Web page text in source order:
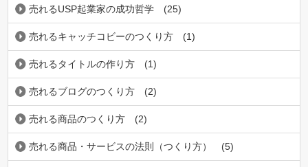
売れるUSP起業家の成功哲学 (25)
売れるキャッチコビーのつくり方 (1)
売れるタイトルの作り方 (1)
売れるブログのつくり方 (2)
売れる商品のつくり方 (2)
売れる商品・サービスの法則（つくり方） (5)